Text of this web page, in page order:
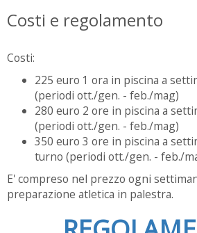
Costi e regolamento
Costi:
225 euro 1 ora in piscina a
(periodi ott./gen. - feb./mag)
280 euro 2 ore in piscina a
(periodi ott./gen. - feb./mag)
350 euro 3 ore in piscina a
turno (periodi ott./gen. - feb./
E' compreso nel prezzo ogni
preparazione atletica in palestra.